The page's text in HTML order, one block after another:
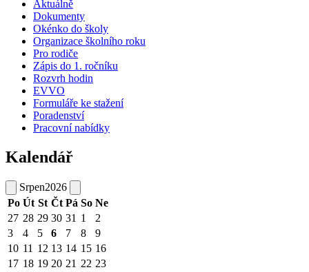
Aktuálně
Dokumenty
Okénko do školy
Organizace školního roku
Pro rodiče
Zápis do 1. ročníku
Rozvrh hodin
EVVO
Formuláře ke stažení
Poradenství
Pracovní nabídky
Kalendář
Srpen2026
Po Út St Čt Pá So Ne
27 28 29 30 31 1
2
3
4 5 6 7 8
9
10 11 12 13 14 15 16
17 18 19 20 21 22 23